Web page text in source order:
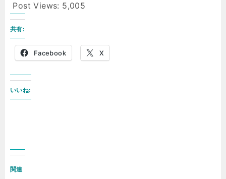
Post Views: 5,005
共有:
Facebook X
いいね:
関連